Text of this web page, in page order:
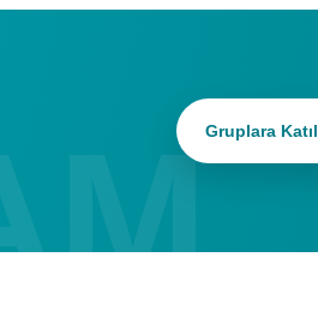
Gruplara Katıl